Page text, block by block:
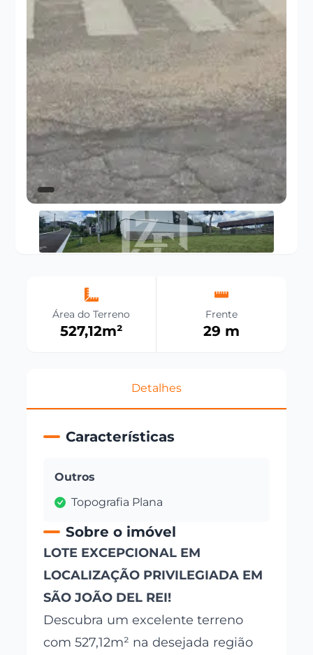
Área do Terreno
527,12m²
Frente
29 m
Detalhes
Características
Outros
Topografia Plana
Sobre o imóvel
LOTE EXCEPCIONAL EM
LOCALIZAÇÃO PRIVILEGIADA EM
SÃO JOÃO DEL REI!
Descubra um excelente terreno
com 527,12m² na desejada região